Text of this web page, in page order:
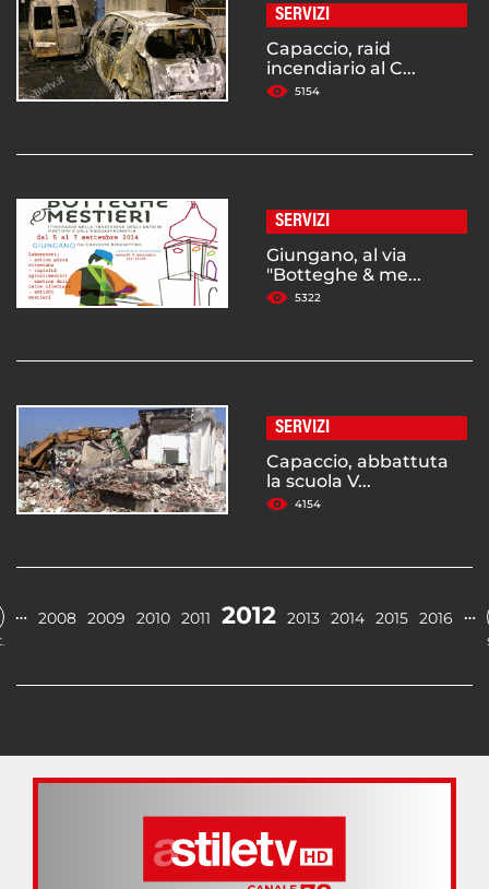
SERVIZI
Capaccio, raid
incendiario al C...
5154
SERVIZI
Giungano, al via
"Botteghe & me...
5322
SERVIZI
Capaccio, abbattuta
la scuola V...
4154
… 2008 2009 2010 2011 2012 2013 2014 2015 2016 …